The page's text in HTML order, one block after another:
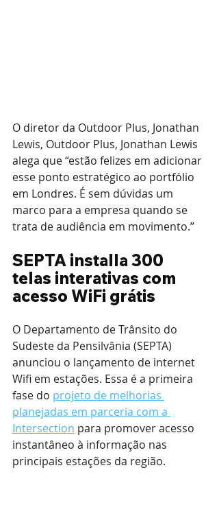
O diretor da Outdoor Plus, Jonathan
Lewis, Outdoor Plus, Jonathan Lewis
alega que “estão felizes em adicionar
esse ponto estratégico ao portfólio
em Londres. É sem dúvidas um
marco para a empresa quando se
trata de audiência em movimento.”
SEPTA installa 300
telas interativas com
acesso WiFi grátis
O Departamento de Trânsito do
Sudeste da Pensilvânia (SEPTA)
anunciou o lançamento de internet
Wifi em estações. Essa é a primeira
fase do projeto de melhorias
planejadas em parceria com a
Intersection para promover acesso
instantâneo à informação nas
principais estações da região.